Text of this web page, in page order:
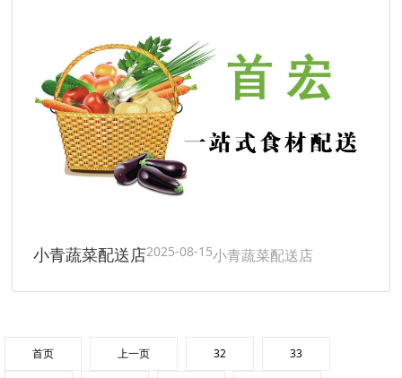
小青蔬菜配送店2025-08-15小青蔬菜配送店
首页 上一页 32 33